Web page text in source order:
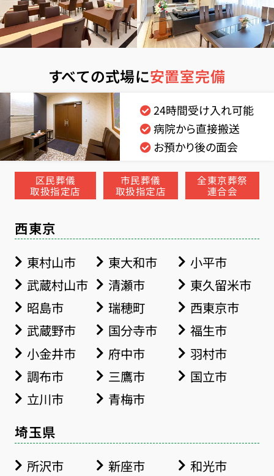
すべての式場に安置室完備
24時間受け入れ可能
病院から直接搬送
お預かり後の面会
区民葬儀
取扱指定店
市民葬儀
取扱指定店
全東京葬祭
連合会
西東京
東村山市 東大和市
小平市
武蔵村山市
清瀬市
東久留米市
昭島市
瑞穂町
西東京市
武蔵野市
国分寺市
福生市
小金井市
府中市
羽村市
調布市
三鷹市
国立市
立川市
青梅市
埼玉県
所沢市 新座市
和光市